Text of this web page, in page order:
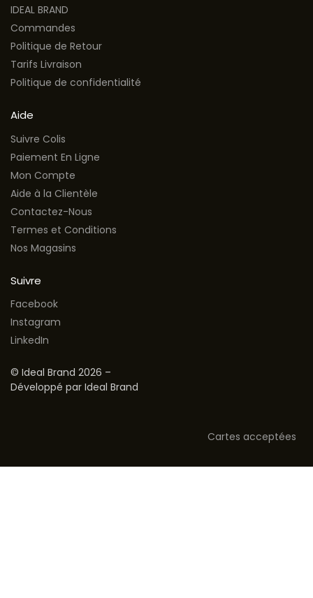
IDEAL BRAND
Commandes
Politique de Retour
Tarifs Livraison
Politique de confidentialité
Aide
Suivre Colis
Paiement En Ligne
Mon Compte
Aide à la Clientèle
Contactez-Nous
Termes et Conditions
Nos Magasins
Suivre
Facebook
Instagram
LinkedIn
© Ideal Brand 2026 –
Développé par Ideal Brand
Cartes acceptées